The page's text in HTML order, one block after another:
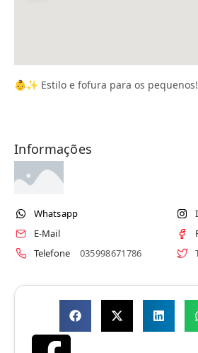
👶✨ Estilo e fofura para os
Informações
Whatsapp
E-Mail
Telefone
035998671786